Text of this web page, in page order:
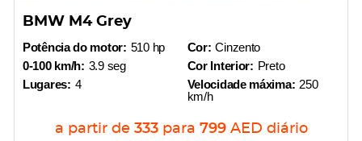
BMW M4 Grey
Potência do motor: 510 hp
0-100 km/h: 3.9 seg
Lugares: 4
Cor: Cinzento
Cor Interior: Preto
Velocidade máxima: 250
km/h
a partir de 333 para 799 AED diário